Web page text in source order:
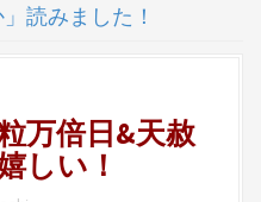
読みました！
万倍日&天赦
しい！